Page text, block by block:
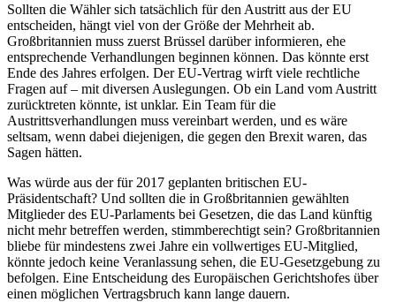
Sollten die Wähler sich tatsächlich für den Austritt aus der EU
entscheiden, hängt viel von der Größe der Mehrheit ab.
Großbritannien muss zuerst Brüssel darüber informieren, ehe
entsprechende Verhandlungen beginnen können. Das könnte erst
Ende des Jahres erfolgen. Der EU-Vertrag wirft viele rechtliche
Fragen auf – mit diversen Auslegungen. Ob ein Land vom Austritt
zurücktreten könnte, ist unklar. Ein Team für die
Austrittsverhandlungen muss vereinbart werden, und es wäre
seltsam, wenn dabei diejenigen, die gegen den Brexit waren, das
Sagen hätten.
Was würde aus der für 2017 geplanten britischen EU-
Präsidentschaft? Und sollten die in Großbritannien gewählten
Mitglieder des EU-Parlaments bei Gesetzen, die das Land künftig
nicht mehr betreffen werden, stimmberechtigt sein? Großbritannien
bliebe für mindestens zwei Jahre ein vollwertiges EU-Mitglied,
könnte jedoch keine Veranlassung sehen, die EU-Gesetzgebung zu
befolgen. Eine Entscheidung des Europäischen Gerichtshofes über
einen möglichen Vertragsbruch kann lange dauern.